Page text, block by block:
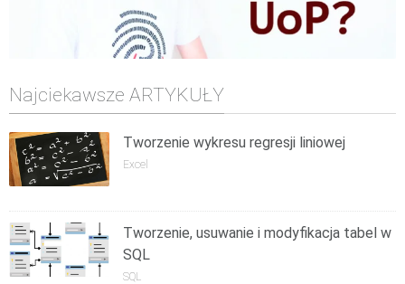
Najciekawsze ARTYKUŁY
Tworzenie wykresu regresji liniowej
Excel
Tworzenie, usuwanie i modyfikacja tabel w
SQL
SQL